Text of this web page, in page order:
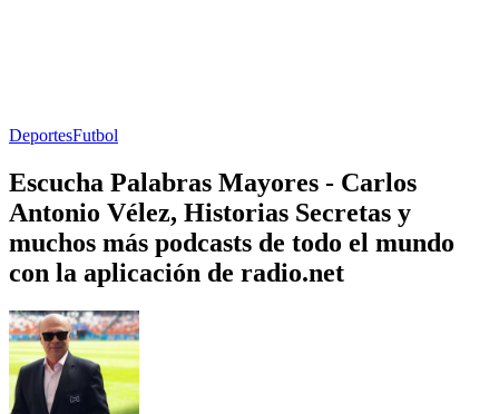
DeportesFutbol
Escucha Palabras Mayores - Carlos
Antonio Vélez, Historias Secretas y
muchos más podcasts de todo el mundo
con la aplicación de radio.net